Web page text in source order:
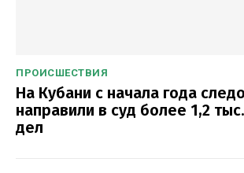
ПРОИСШЕСТВИЯ
На Кубани с начала года
направили в суд более 1,2
дел